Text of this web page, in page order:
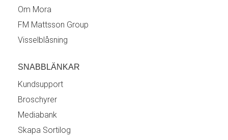
Om Mora
FM Mattsson Group
Visselblåsning
SNABBLÄNKAR
Kundsupport
Broschyrer
Mediabank
Skapa Sortilog